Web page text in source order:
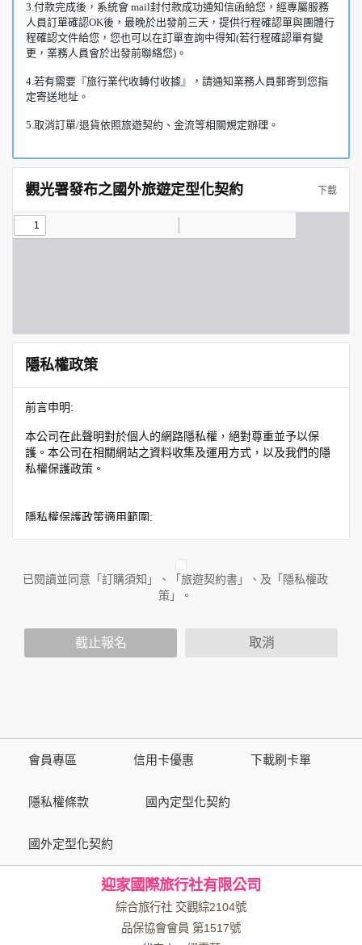
3.付款完成後，系統會 mail封付款成功通知信函給您，經專屬服務
人員訂單確認OK後，最晚於出發前三天，提供行程確認單與團體行
程確認文件給您，您也可以在訂單查詢中得知(若行程確認單有變
更，業務人員會於出發前聯絡您)。
4.若有需要『旅行業代收轉付收據』，請通知業務人員郵寄到您指
定寄送地址。
5.取消訂單/退貨依照旅遊契約、金流等相關規定辦理。
觀光署發布之國外旅遊定型化契約 下載
隱私權政策
前言申明:
本公司在此聲明對於個人的網路隱私權，絕對尊重並予以保
護。本公司在相關網站之資料收集及運用方式，以及我們的隱
私權保護政策。
隱私權保護政策適用範圍:
務時收集到的身份識別資料，也包括本公司如何處理在商業合
作與本公司合作時分享的任何身份識別資料。隱私權保護政策
不適用於本公司以外的公司或網站群，與非本站所僱用或管理
放連結的廠商也可能蒐集您個人的資料。對於您主動提供的個
人資訊，這些廣告廠商或連結網站有其個別的隱私權保護政
策，其資料處理措施不適用於本公司隱私權保護政策。
資料的蒐集與使用方式:
為了在本網站提供您最佳的互動性服務，可能會請您提供相關
本網站在您使用服務信箱、問卷調查等互動性功能時，會保留
於一般瀏覽時，伺服器會自行記錄相關行徑，包括您使用連線
設備的 IP 位址、使用時間、使用的瀏覽器、瀏覽及點選資料記
錄等，做為我們增進網站服務的參考依據，此記錄為內部應
用，決不對外公布。
已閱讀並同意「訂購須知」、「旅遊契約書」、及「隱私權政
策」。
截止報名 取消
會員專區 信用卡優惠 下載刷卡單
隱私權條款 國內定型化契約
國外定型化契約
迎家國際旅行社有限公司
綜合旅行社 交觀綜2104號
品保協會會員 第1517號